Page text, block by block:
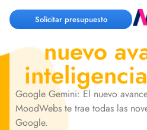
Solicitar presupuesto
Google
nuevo
Google Gemini: El nuevo
MoodWebs te trae todas las
Google.